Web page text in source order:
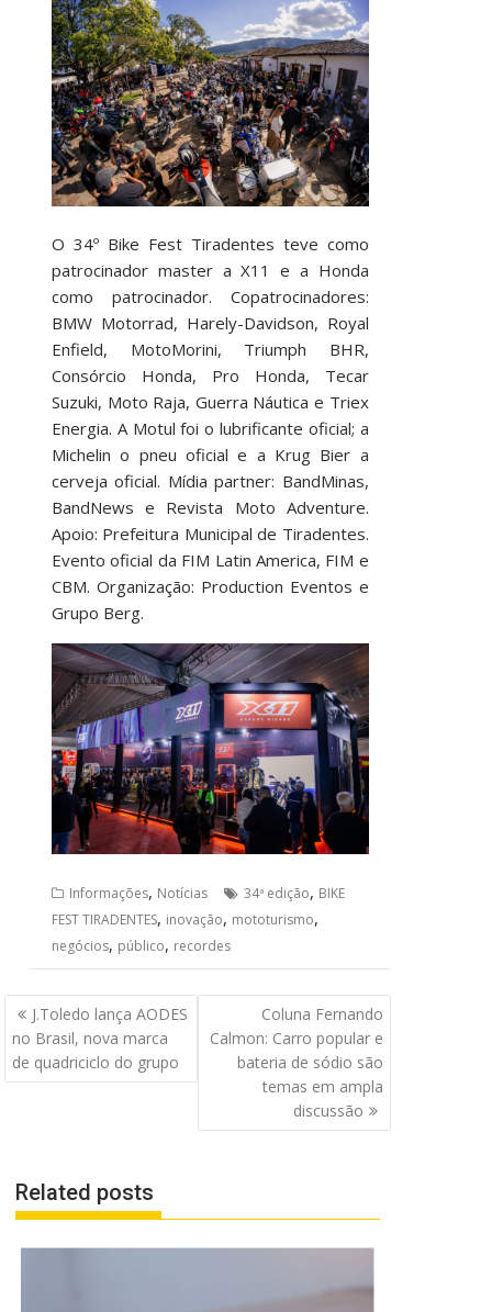
O 34º Bike Fest Tiradentes teve como
patrocinador master a X11 e a Honda
como patrocinador. Copatrocinadores:
BMW Motorrad, Harely-Davidson, Royal
Enfield, MotoMorini, Triumph BHR,
Consórcio Honda, Pro Honda, Tecar
Suzuki, Moto Raja, Guerra Náutica e Triex
Energia. A Motul foi o lubrificante oficial; a
Michelin o pneu oficial e a Krug Bier a
cerveja oficial. Mídia partner: BandMinas,
BandNews e Revista Moto Adventure.
Apoio: Prefeitura Municipal de Tiradentes.
Evento oficial da FIM Latin America, FIM e
CBM. Organização: Production Eventos e
Grupo Berg.
Informações, Notícias 34ª edição, BIKE
FEST TIRADENTES, inovação, mototurismo,
negócios, público, recordes
Navegação
de
Post
J.Toledo lança AODES
no Brasil, nova marca
de quadriciclo do grupo
Coluna Fernando
Calmon: Carro popular e
bateria de sódio são
temas em ampla
discussão
Related posts